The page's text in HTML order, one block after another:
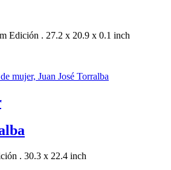
Edición . 27.2 x 20.9 x 0.1 inch
. 30.3 x 22.4 inch